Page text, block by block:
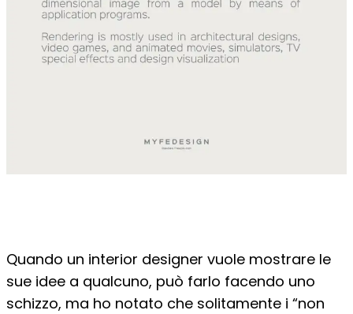
Quando un interior designer vuole mostrare le
sue idee a qualcuno, può farlo facendo uno
schizzo, ma ho notato che solitamente i “non